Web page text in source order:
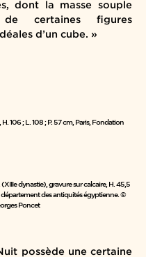
dont la masse souple
de certaines figures
d’un cube. »
106 ; L. 108 ; P. 57 cm, Paris, Fondation
dynastie), gravure sur calcaire, H. 45,5
département des antiquités égyptienne. ©
Poncet
possède une certaine